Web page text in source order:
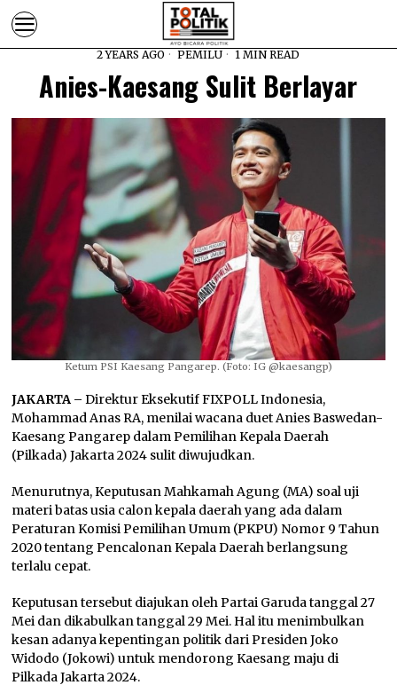
2 YEARS AGO PEMILU 1 MIN READ
Anies-Kaesang Sulit Berlayar
Ketum PSI Kaesang Pangarep. (Foto: IG @kaesangp)
JAKARTA –Direktur Eksekutif FIXPOLL Indonesia,
Mohammad Anas RA, menilai wacana duet Anies Baswedan-
Kaesang Pangarep dalam Pemilihan Kepala Daerah
(Pilkada) Jakarta 2024 sulit diwujudkan.
Menurutnya, Keputusan Mahkamah Agung (MA) soal uji
materi batas usia calon kepala daerah yang ada dalam
Peraturan Komisi Pemilihan Umum (PKPU) Nomor 9 Tahun
2020 tentang Pencalonan Kepala Daerah berlangsung
terlalu cepat.
Keputusan tersebut diajukan oleh Partai Garuda tanggal 27
Mei dan dikabulkan tanggal 29 Mei. Hal itu menimbulkan
kesan adanya kepentingan politik dari Presiden Joko
Widodo (Jokowi) untuk mendorong Kaesang maju di
Pilkada Jakarta 2024.